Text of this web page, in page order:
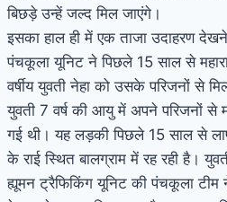
बिछड़े उन्हें जल्द मिल जाएंगे।
इसका हाल ही में एक ताजा उदाहरण
पंचकूला यूनिट ने पिछले 15 साल से
वर्षीय युवती नेहा को उसके परिजनों से
युवती 7 वर्ष की आयु में अपने परिजनों से
गई थी। यह लड़की पिछले 15 साल से
के राई स्थित बालग्राम में रह रही है।
ह्यूमन ट्रैफिकिंग यूनिट की पंचकूला